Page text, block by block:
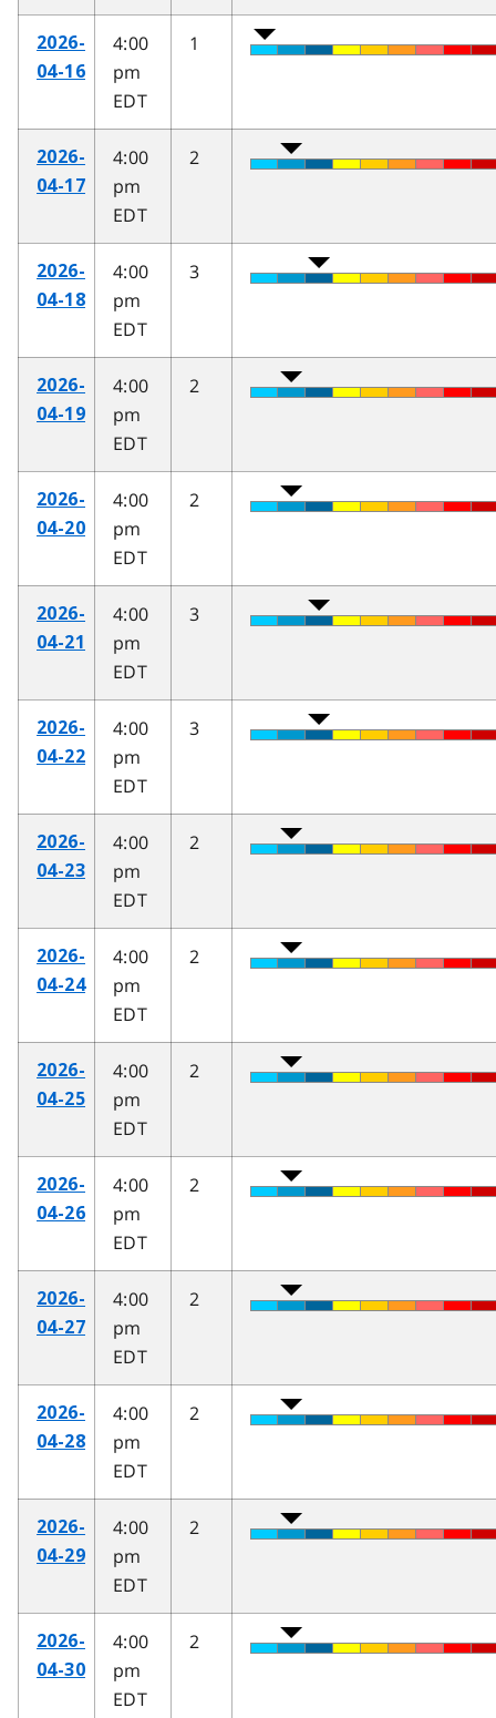
2026-
04-16
4:00
pm
EDT
1
2026-
04-17
4:00
pm
EDT
2
2026-
04-18
4:00
pm
EDT
3
2026-
04-19
4:00
pm
EDT
2
2026-
04-20
4:00
pm
EDT
2
2026-
04-21
4:00
pm
EDT
3
2026-
04-22
4:00
pm
EDT
3
2026-
04-23
4:00
pm
EDT
2
2026-
04-24
4:00
pm
EDT
2
2026-
04-25
4:00
pm
EDT
2
2026-
04-26
4:00
pm
EDT
2
2026-
04-27
4:00
pm
EDT
2
2026-
04-28
4:00
pm
EDT
2
2026-
04-29
4:00
pm
EDT
2
2026-
04-30
4:00
pm
EDT
2